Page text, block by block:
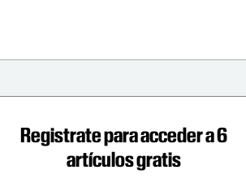
Registrate para acceder a 6
artículos gratis